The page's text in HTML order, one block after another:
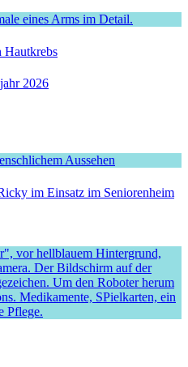
Hautkrebs
2026
im Einsatz im Seniorenheim